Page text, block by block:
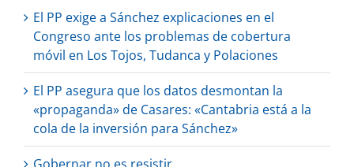
El PP exige a Sánchez explicaciones en el
Congreso ante los problemas de cobertura
móvil en Los Tojos, Tudanca y Polaciones
El PP asegura que los datos desmontan la
«propaganda» de Casares: «Cantabria está a la
cola de la inversión para Sánchez»
Gobernar no es resistir